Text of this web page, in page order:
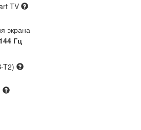
TV
экрана
144 Гц
T2)